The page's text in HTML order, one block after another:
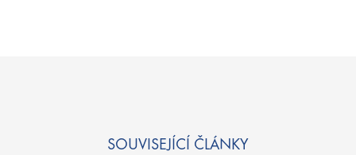
SOUVISEJÍCÍ ČLÁNKY